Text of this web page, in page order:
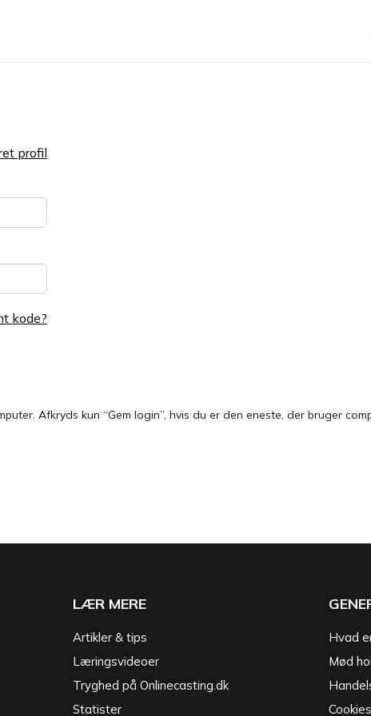
profil
kode?
Afkryds kun “Gem login”, hvis du er den eneste, der bruger
LÆR MERE
Artikler & tips
Læringsvideoer
Tryghed på Onlinecasting.dk
Statister
Hvad
Mød
Cookies